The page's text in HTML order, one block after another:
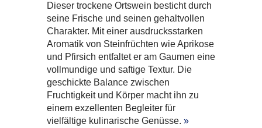
Dieser trockene Ortswein besticht durch
seine Frische und seinen gehaltvollen
Charakter. Mit einer ausdrucksstarken
Aromatik von Steinfrüchten wie Aprikose
und Pfirsich entfaltet er am Gaumen eine
vollmundige und saftige Textur. Die
geschickte Balance zwischen
Fruchtigkeit und Körper macht ihn zu
einem exzellenten Begleiter für
vielfältige kulinarische Genüsse. »